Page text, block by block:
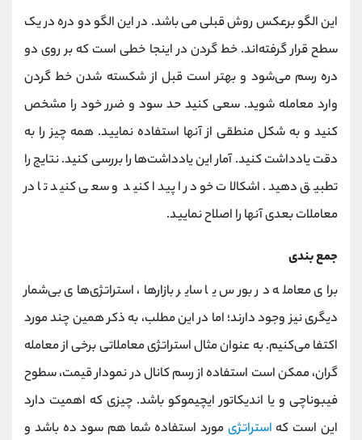
این الگو برعکس روش قبلی می باشد. در این الگو دو دره در یک
سطح قرار گرفته‌اند. خط گردن در اینجا خطی است که بر روی دو
دره رسم می‌شود و بهتر است قبل از شکسته شدن خط گردن
وارد معامله شوید. سعی کنید حد سود و ضرر خود را مشخص
کنید و به شکل منطقی از آنها استفاده نمایید. همه چیز را به
دقت یادداشت کنید. آمار این یادداشت‌ها را بررسی کنید. نتایج را
تطبیق دهید. اشکالات خود را پیدا کنید و سعی کنید تا در
معاملات بعدی آنها را اصلاح نمایید.
جمع بندی
برای معامله در بورس یا سایر بازارها، استراتژی‌های بی‌شمار
دیگری نیز وجود دارند؛ اما در این مطلب، به ذکر همین چند مورد
اکتفا می‌کنیم. به عنوان مثال استراتژی معاملاتی برخی از معامله
گران، ممکن است استفاده از رسم کانال در نمودار قیمت، سطوح
فیبوناچی و یا اندیکاتور ایچیموکو باشد. چیزی که اهمیت دارد
این است که استراتژی مورد استفاده شما هم سود ده باشد و